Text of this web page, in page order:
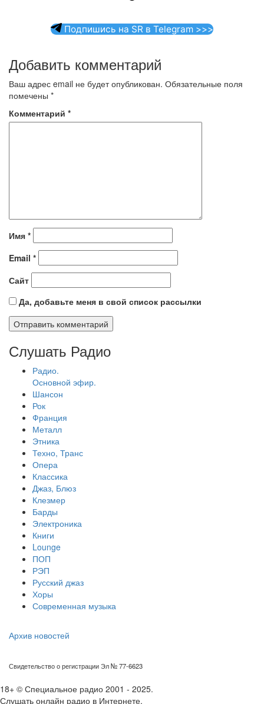
Подпишись на SR в Telegram >>>
Добавить комментарий
Ваш адрес email не будет опубликован. Обязательные поля
помечены *
Комментарий *
Имя *
Email *
Сайт
Да, добавьте меня в свой список рассылки
Слушать Радио
Радио.
Основной эфир.
Шансон
Рок
Франция
Металл
Этника
Техно, Транс
Опера
Классика
Джаз, Блюз
Клезмер
Барды
Электроника
Книги
Lounge
ПОП
РЭП
Русский джаз
Хоры
Современная музыка
Архив новостей
Свидетельство о регистрации Эл № 77-6623
18+ © Специальное радио 2001 - 2025.
Слушать онлайн радио в Интернете.